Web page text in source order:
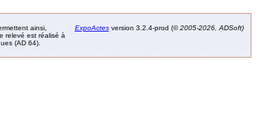
ainsi,
relevé est réalisé à
(AD 64).
ExpoActesversion 3.2.4-prod (©2005-2026, ADSoft)